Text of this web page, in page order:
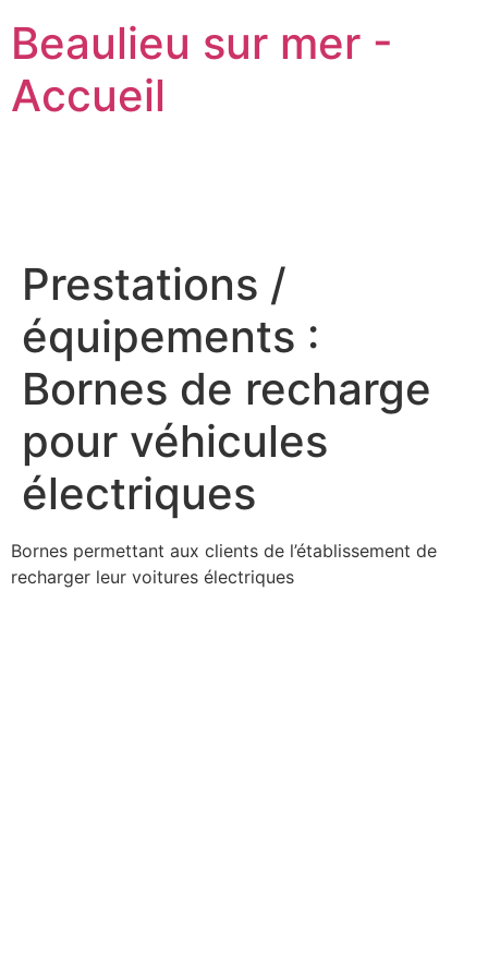
Beaulieu sur mer -
Accueil
Prestations /
équipements :
Bornes de recharge
pour véhicules
électriques
Bornes permettant aux clients de l’établissement de
recharger leur voitures électriques